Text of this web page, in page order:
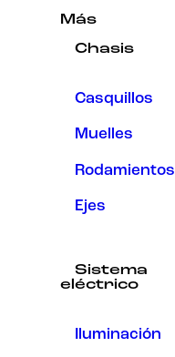
Más
Chasis
Casquillos
Muelles
Rodamientos
Ejes
Sistema
eléctrico
Iluminación